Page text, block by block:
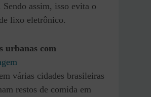
Sendo assim, isso evita o
lixo eletrônico.
urbanas com
várias cidades brasileiras
restos de comida em